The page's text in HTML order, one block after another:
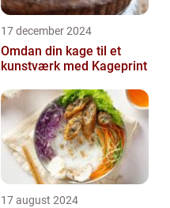
17 december 2024
Omdan din kage til et
kunstværk med Kageprint
17 august 2024